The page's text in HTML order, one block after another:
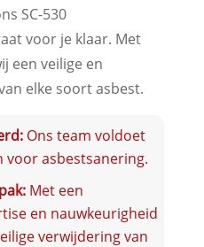
SC-530
voor je klaar. Met
een veilige en
elke soort asbest.
Ons team voldoet
voor asbestsanering.
Met een
en nauwkeurigheid
verwijdering van